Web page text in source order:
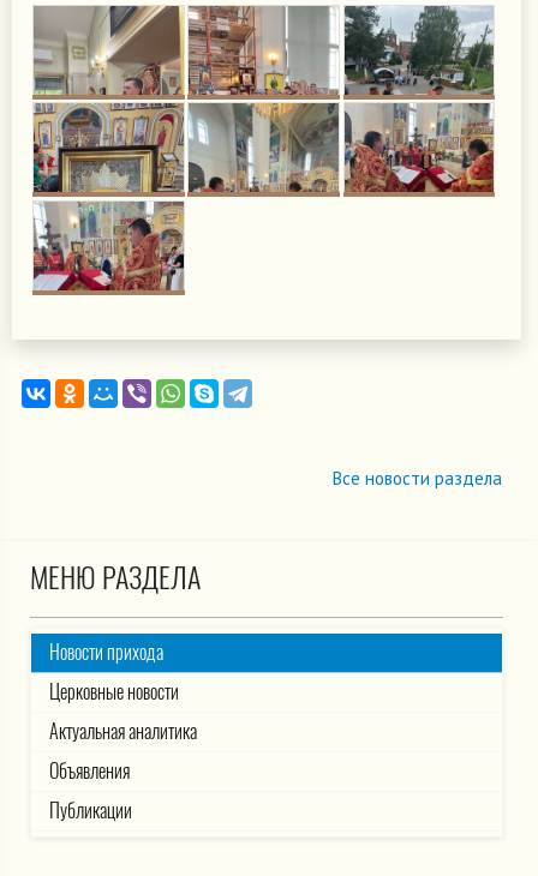
Все новости раздела
МЕНЮ РАЗДЕЛА
Новости прихода
Церковные новости
Актуальная аналитика
Объявления
Публикации